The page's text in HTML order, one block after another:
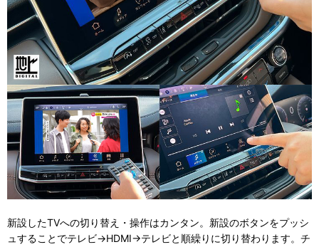
新設したTVへの切り替え・操作はカンタン。新設のボタンをプッシ
ュすることでテレビ→HDMI→テレビと順繰りに切り替わります。チ